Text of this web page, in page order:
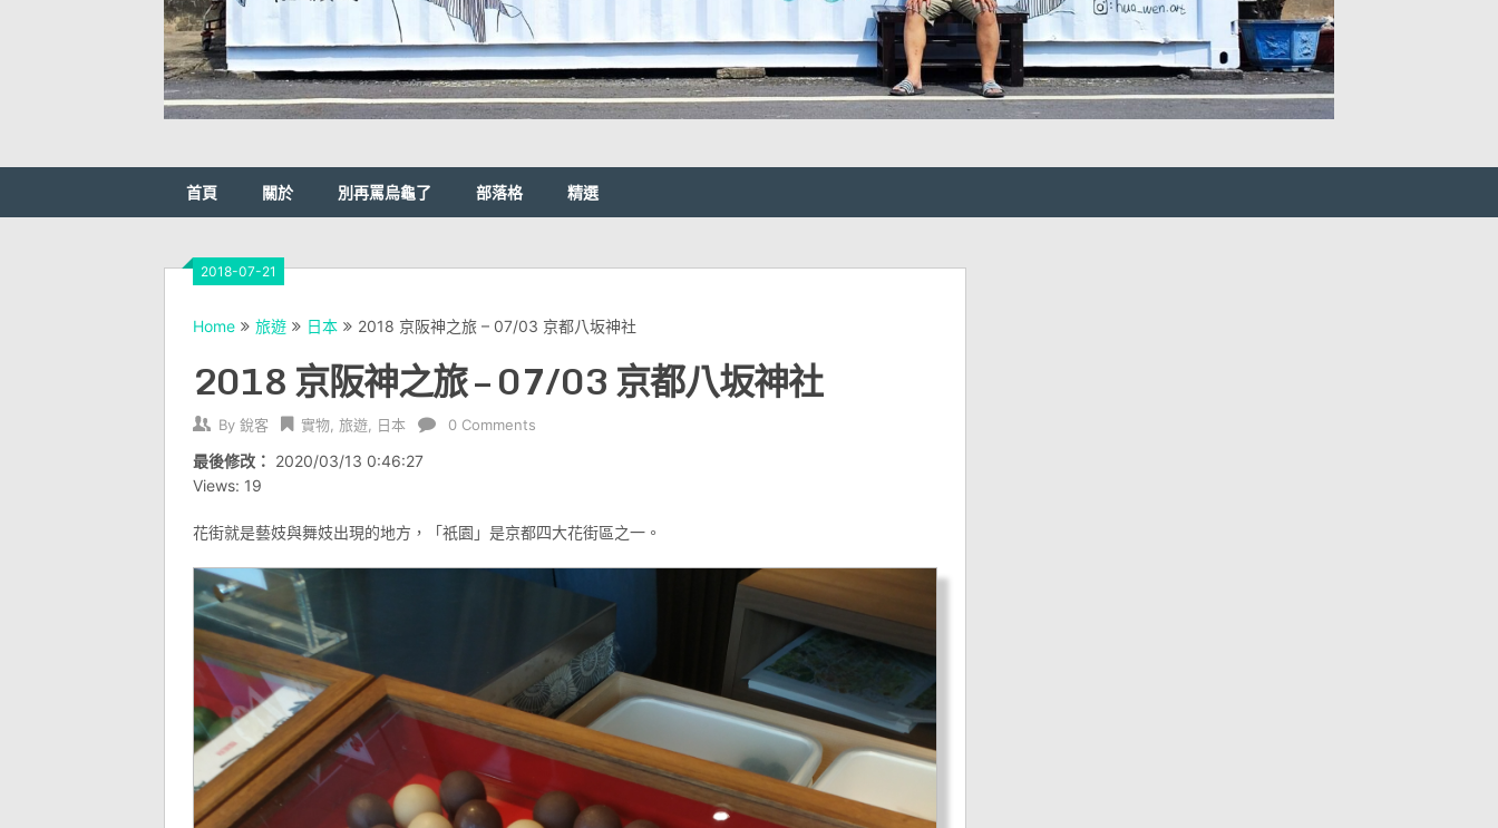
首頁 關於 別再罵烏龜了 部落格 精選
2018-07-21
Home 旅遊 日本 2018 京阪神之旅 – 07/03 京都八坂神社
2018 京阪神之旅 – 07/03 京都八坂神社
By 銳客 實物 旅遊 日本 0 Comments
最後修改： 2020/03/13 0:46:27
Views: 19
花街就是藝妓與舞妓出現的地方，「祇園」是京都四大花街區之一。